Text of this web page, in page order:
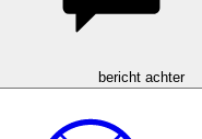
bericht achter